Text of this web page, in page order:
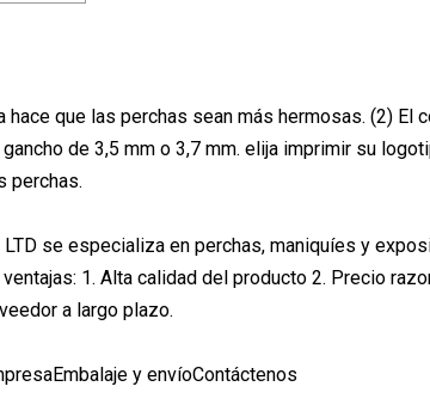
que las perchas sean más hermosas. (2) El
de 3,5 mm o 3,7 mm. elija imprimir su
perchas.
LTD se especializa en perchas, maniquíes y
1. Alta calidad del producto 2. Precio
a largo plazo.
y envíoContáctenos